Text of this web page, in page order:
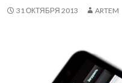
31 ОКТЯБРЯ 2013 ARTEM